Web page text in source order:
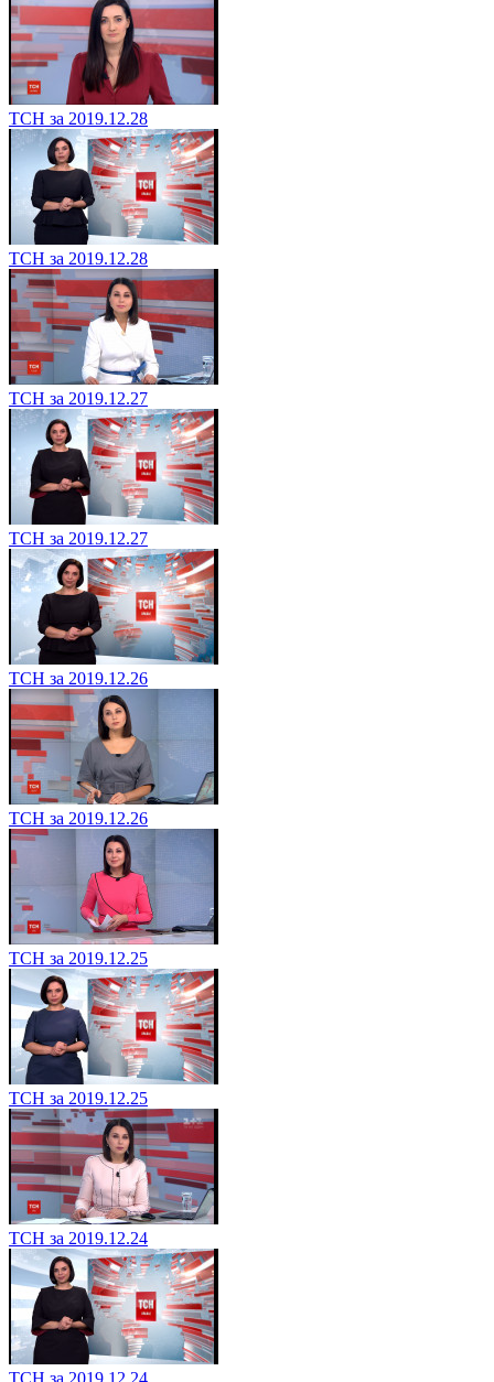
ТСН за 2019.12.28
ТСН за 2019.12.28
ТСН за 2019.12.27
ТСН за 2019.12.27
ТСН за 2019.12.26
ТСН за 2019.12.26
ТСН за 2019.12.25
ТСН за 2019.12.25
ТСН за 2019.12.24
ТСН за 2019.12.24